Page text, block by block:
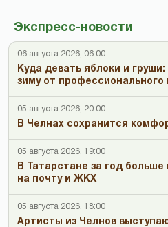
Экспресс-новости
06 августа 2026, 06:00
Куда девать яблоки и
зиму от профессионального
05 августа 2026, 20:00
В Челнах сохранится
05 августа 2026, 19:00
В Татарстане за год
на почту и ЖКХ
05 августа 2026, 18:00
Артисты из Челнов